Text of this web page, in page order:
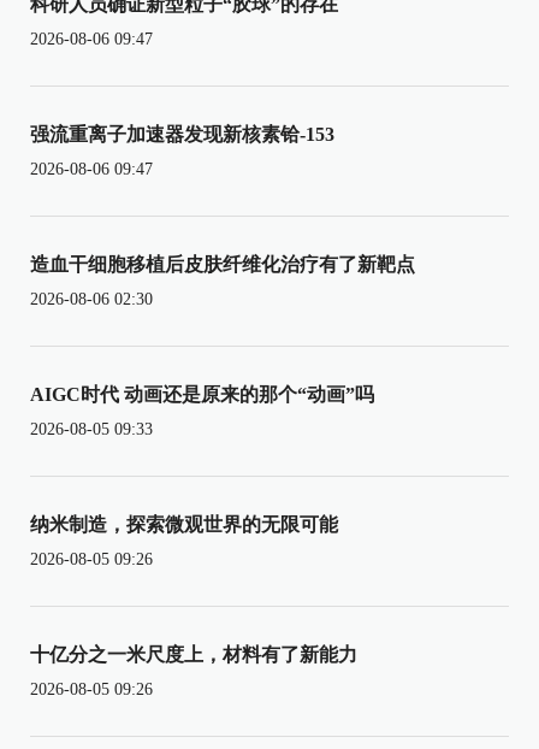
2026-08-06 09:47
强流重离子加速器发现新核素铪-153
2026-08-06 09:47
造血干细胞移植后皮肤纤维化治疗有了新靶点
2026-08-06 02:30
AIGC时代 动画还是原来的那个“动画”吗
2026-08-05 09:33
纳米制造，探索微观世界的无限可能
2026-08-05 09:26
十亿分之一米尺度上，材料有了新能力
2026-08-05 09:26